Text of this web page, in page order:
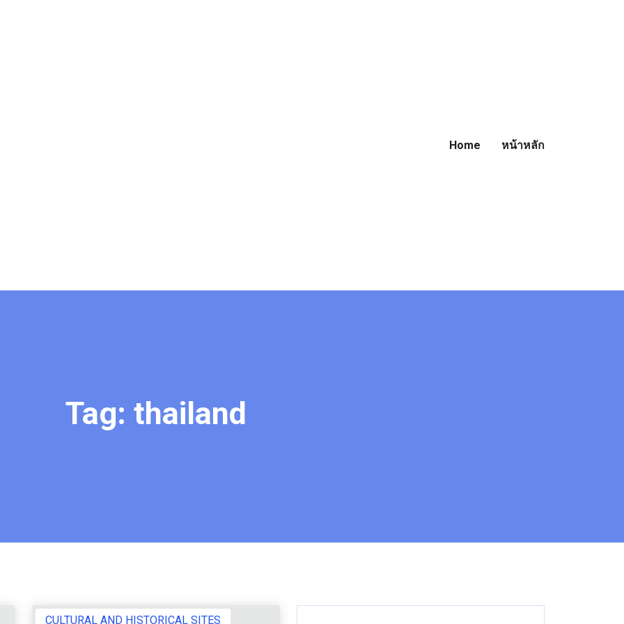
Home หน้าหลัก
Tag: thailand
CULTURAL AND HISTORICAL SITES